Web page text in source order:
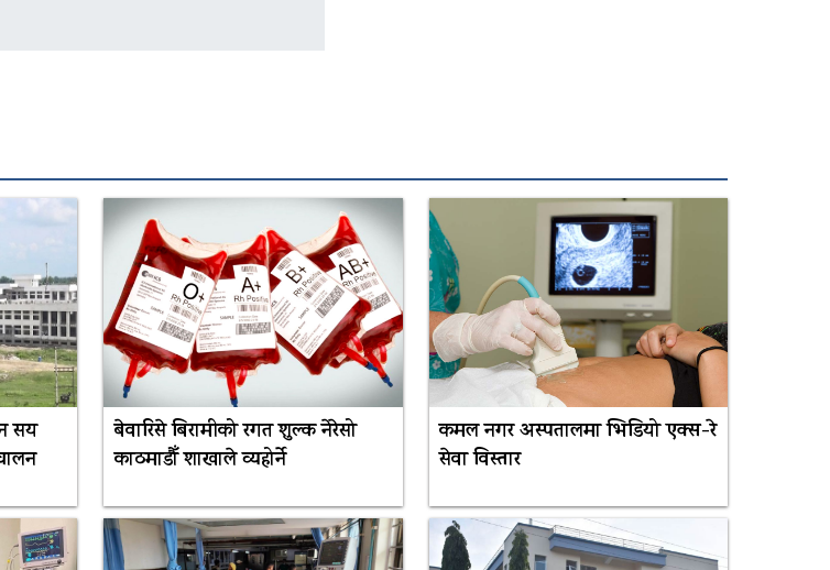
सय
बेवारिसे बिरामीको रगत शुल्क नेरेसो
काठमाडौँ शाखाले व्यहोर्ने
कमल नगर अस्पतालमा भिडियो एक्स-रे
सेवा विस्तार